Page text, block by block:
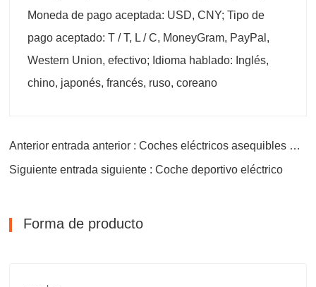
Moneda de pago aceptada: USD, CNY; Tipo de
pago aceptado: T / T, L / C, MoneyGram, PayPal,
Western Union, efectivo; Idioma hablado: Inglés,
chino, japonés, francés, ruso, coreano
Anterior entrada anterior : Coches eléctricos asequibles S01
Siguiente entrada siguiente : Coche deportivo eléctrico
Forma de producto